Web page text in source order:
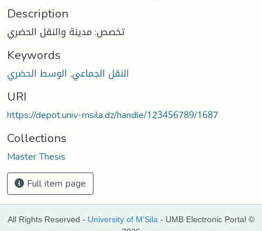
Description
تخصص: مدينة والنقل الحضري
Keywords
النقل الجماعي, الوسط الحضري
URI
https://depot.univ-msila.dz/handle/123456789/1687
Collections
Master Thesis
Full item page
All Rights Reserved - University of M'Sila - UMB Electronic Portal ©